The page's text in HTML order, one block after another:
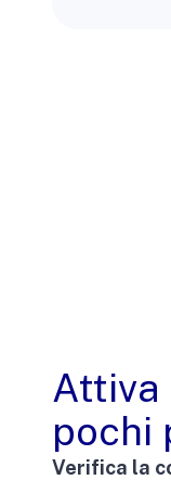
Attiva
pochi
Verifica la